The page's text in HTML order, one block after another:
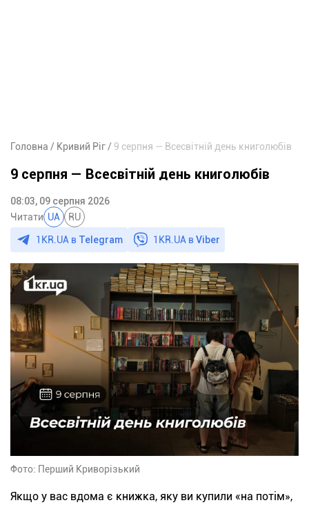
Головна Кривий Ріг 9 серпня — Всесвітній день книголюбів
9 серпня — Всесвітній день книголюбів
08:03, 09 серпня 2026
Читати UA RU
1KR.UA в Telegram 1KR.UA вViber
Фото: Перший Криворізький
Якщо у вас вдома є книжка, яку ви купили «на потім»,